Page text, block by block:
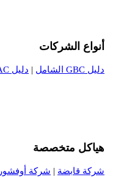
أنواع الشركات
دليل GBC الشامل | دليل AC الشامل
هياكل متخصصة
شركة قابضة | شركة أوفشور